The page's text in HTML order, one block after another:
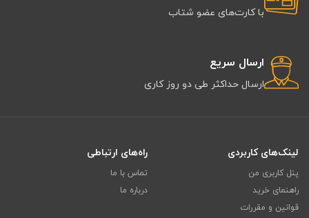
با کارت‌های عضو شتاب
ارسال سریع
ارسال حداکثر طی دو روز کاری
لینک‌های کاربردی
پنل کاربری من
راهنمای خرید
قوانین و مقررات
راه‌های ارتباطی
تماس با ما
درباره ما